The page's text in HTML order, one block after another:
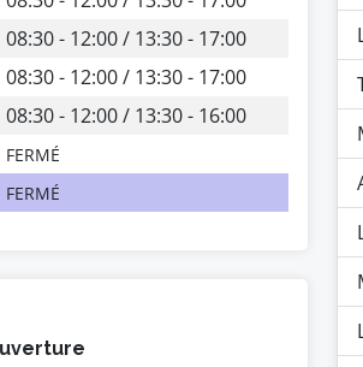
08:30 - 12:00 / 13:30 - 17:00
08:30 - 12:00 / 13:30 - 17:00
08:30 - 12:00 / 13:30 - 16:00
FERMÉ
FERMÉ